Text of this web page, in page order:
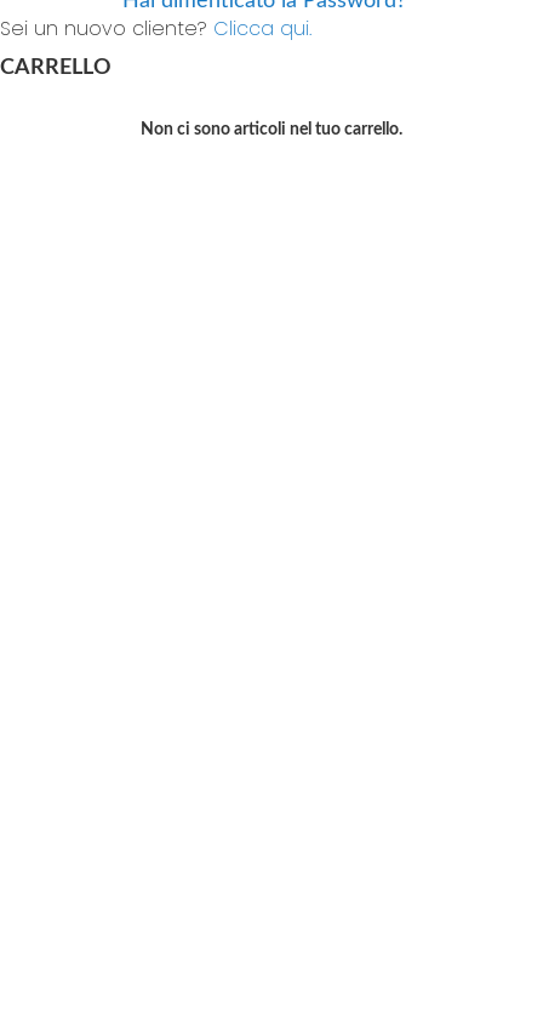
Sei un nuovo cliente? Clicca qui.
CARRELLO
Non ci sono articoli nel tuo carrello.